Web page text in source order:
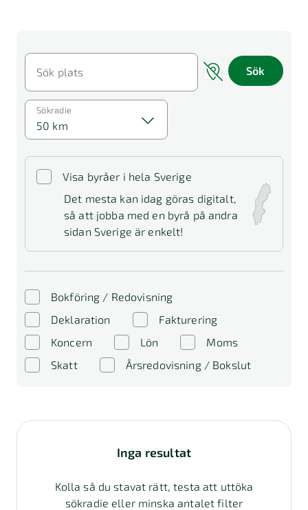
Sök plats Sök
Visa byråer i hela Sverige
Det mesta kan idag göras digitalt,
så att jobba med en byrå på andra
sidan Sverige är enkelt!
Sökradie
50 km
Bokföring / Redovisning
Deklaration
Fakturering
Koncern
Lön
Moms
Skatt
Årsredovisning / Bokslut
Inga resultat
Kolla så du stavat rätt, testa att uttöka
sökradie eller minska antalet filter